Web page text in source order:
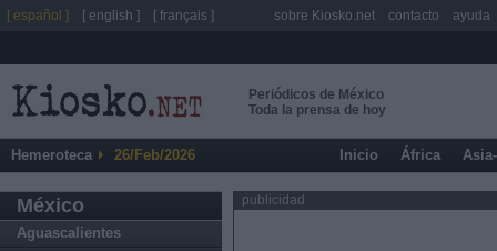
Periódicos de México
Toda la prensa de hoy
Hemeroteca 26/Feb/2026 Inicio África
México
Aguascalientes
publicidad
[ español ] [ english ] [ français ] sobre Kiosko.net contacto ayuda